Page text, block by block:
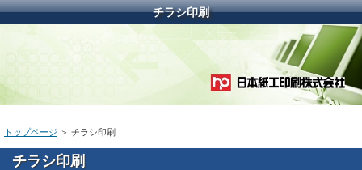
チラシ印刷
トップページ ＞ チラシ印刷
チラシ印刷